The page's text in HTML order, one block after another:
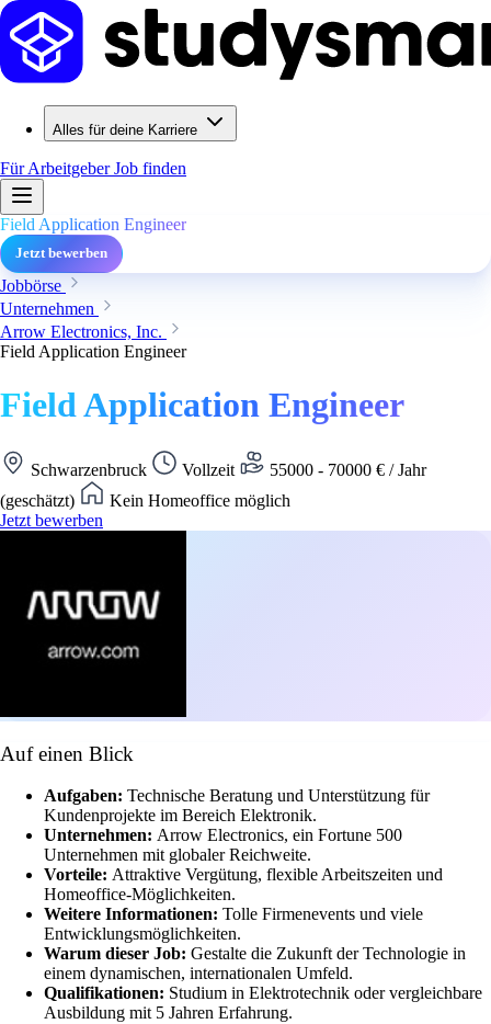
Alles für deine Karriere
Für ArbeitgeberJob finden
Field Application Engineer
Jetzt bewerben
Jobbörse
Unternehmen
Arrow Electronics, Inc.
Field Application Engineer
Field Application Engineer
Schwarzenbruck Vollzeit
55000 - 70000 € / Jahr
(geschätzt)
Kein Homeoffice möglich
Jetzt bewerben
Auf einen Blick
Aufgaben: Technische Beratung und Unterstützung für
Kundenprojekte im Bereich Elektronik.
Unternehmen: Arrow Electronics, ein Fortune 500
Unternehmen mit globaler Reichweite.
Vorteile: Attraktive Vergütung, flexible Arbeitszeiten und
Homeoffice-Möglichkeiten.
Weitere Informationen: Tolle Firmenevents und viele
Entwicklungsmöglichkeiten.
Warum dieser Job: Gestalte die Zukunft der Technologie in
einem dynamischen, internationalen Umfeld.
Qualifikationen: Studium in Elektrotechnik oder vergleichbare
Ausbildung mit 5 Jahren Erfahrung.